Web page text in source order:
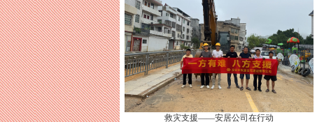
救灾支援——安居公司在行动